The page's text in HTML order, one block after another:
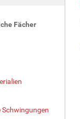
Fächer
Schwingungen